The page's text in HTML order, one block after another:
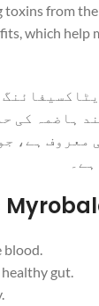
toxins from
which
ہاضمہ کی
ہے،
gut.